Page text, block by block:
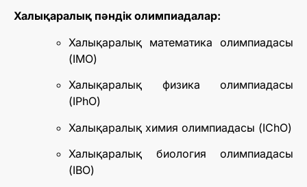
Халықаралық пәндік олимпиадалар:
Халықаралық математика олимпиадасы
(IMO)
Халықаралық физика олимпиадасы
(IPhO)
Халықаралық химия олимпиадасы (IChO)
Халықаралық биология олимпиадасы
(IBO)